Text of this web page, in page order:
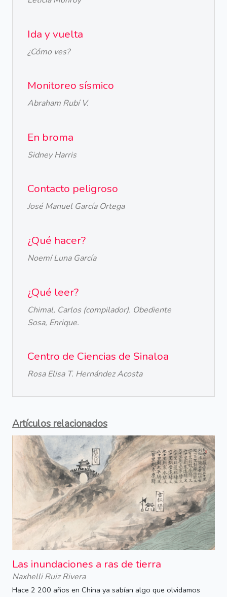
Ida y vuelta
¿Cómo ves?
Monitoreo sísmico
Abraham Rubí V.
En broma
Sidney Harris
Contacto peligroso
José Manuel García Ortega
¿Qué hacer?
Noemí Luna García
¿Qué leer?
Chimal, Carlos (compilador). Obediente
Sosa, Enrique.
Centro de Ciencias de Sinaloa
Rosa Elisa T. Hernández Acosta
Artículos relacionados
Las inundaciones a ras de tierra
Naxhelli Ruiz Rivera
Hace 2 200 años en China ya sabían algo que olvidamos